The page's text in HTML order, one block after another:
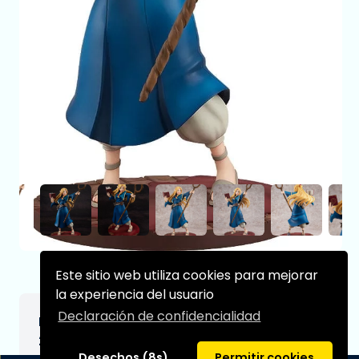
Este sitio web utiliza cookies para mejorar
la experiencia del usuario
Declaración de confidencialidad
Delicious in Dungeon Estatua 1/7 Marcille
23 cm